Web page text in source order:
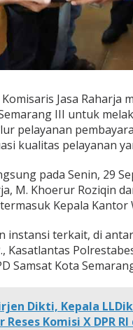
Komisaris Jasa
III untuk
pelayanan
kualitas pelayanan
pada Senin, 29
M. Khoerur Roziqin
Kepala Kantor
instansi terkait, di
Kasatlantas
Samsat Kota
Dikti, Kepala
Reses Komisi X DPR